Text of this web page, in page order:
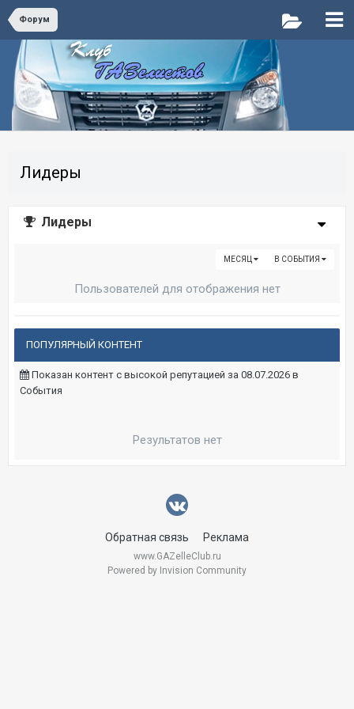
Форум
Лидеры
Лидеры
В СОБЫТИЯ
МЕСЯЦ
Пользователей для отображения нет
ПОПУЛЯРНЫЙ КОНТЕНТ
Показан контент с высокой репутацией за 08.07.2026 в
События
Результатов нет
Обратная связь Реклама
www.GAZelleClub.ru
Powered by Invision Community